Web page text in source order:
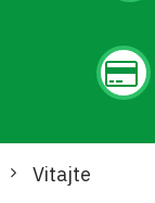
Vitajte